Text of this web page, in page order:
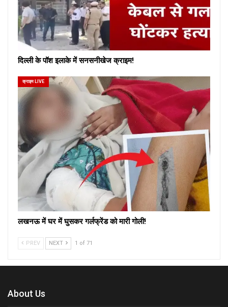
दिल्ली के पॉश इलाके में सनसनीखेज क्राइम!
क्राइम LIVE
लखनऊ में घर में घुसकर गर्लफ्रेंड को मारी गोली!
PREV NEXT 1 of 71
About Us